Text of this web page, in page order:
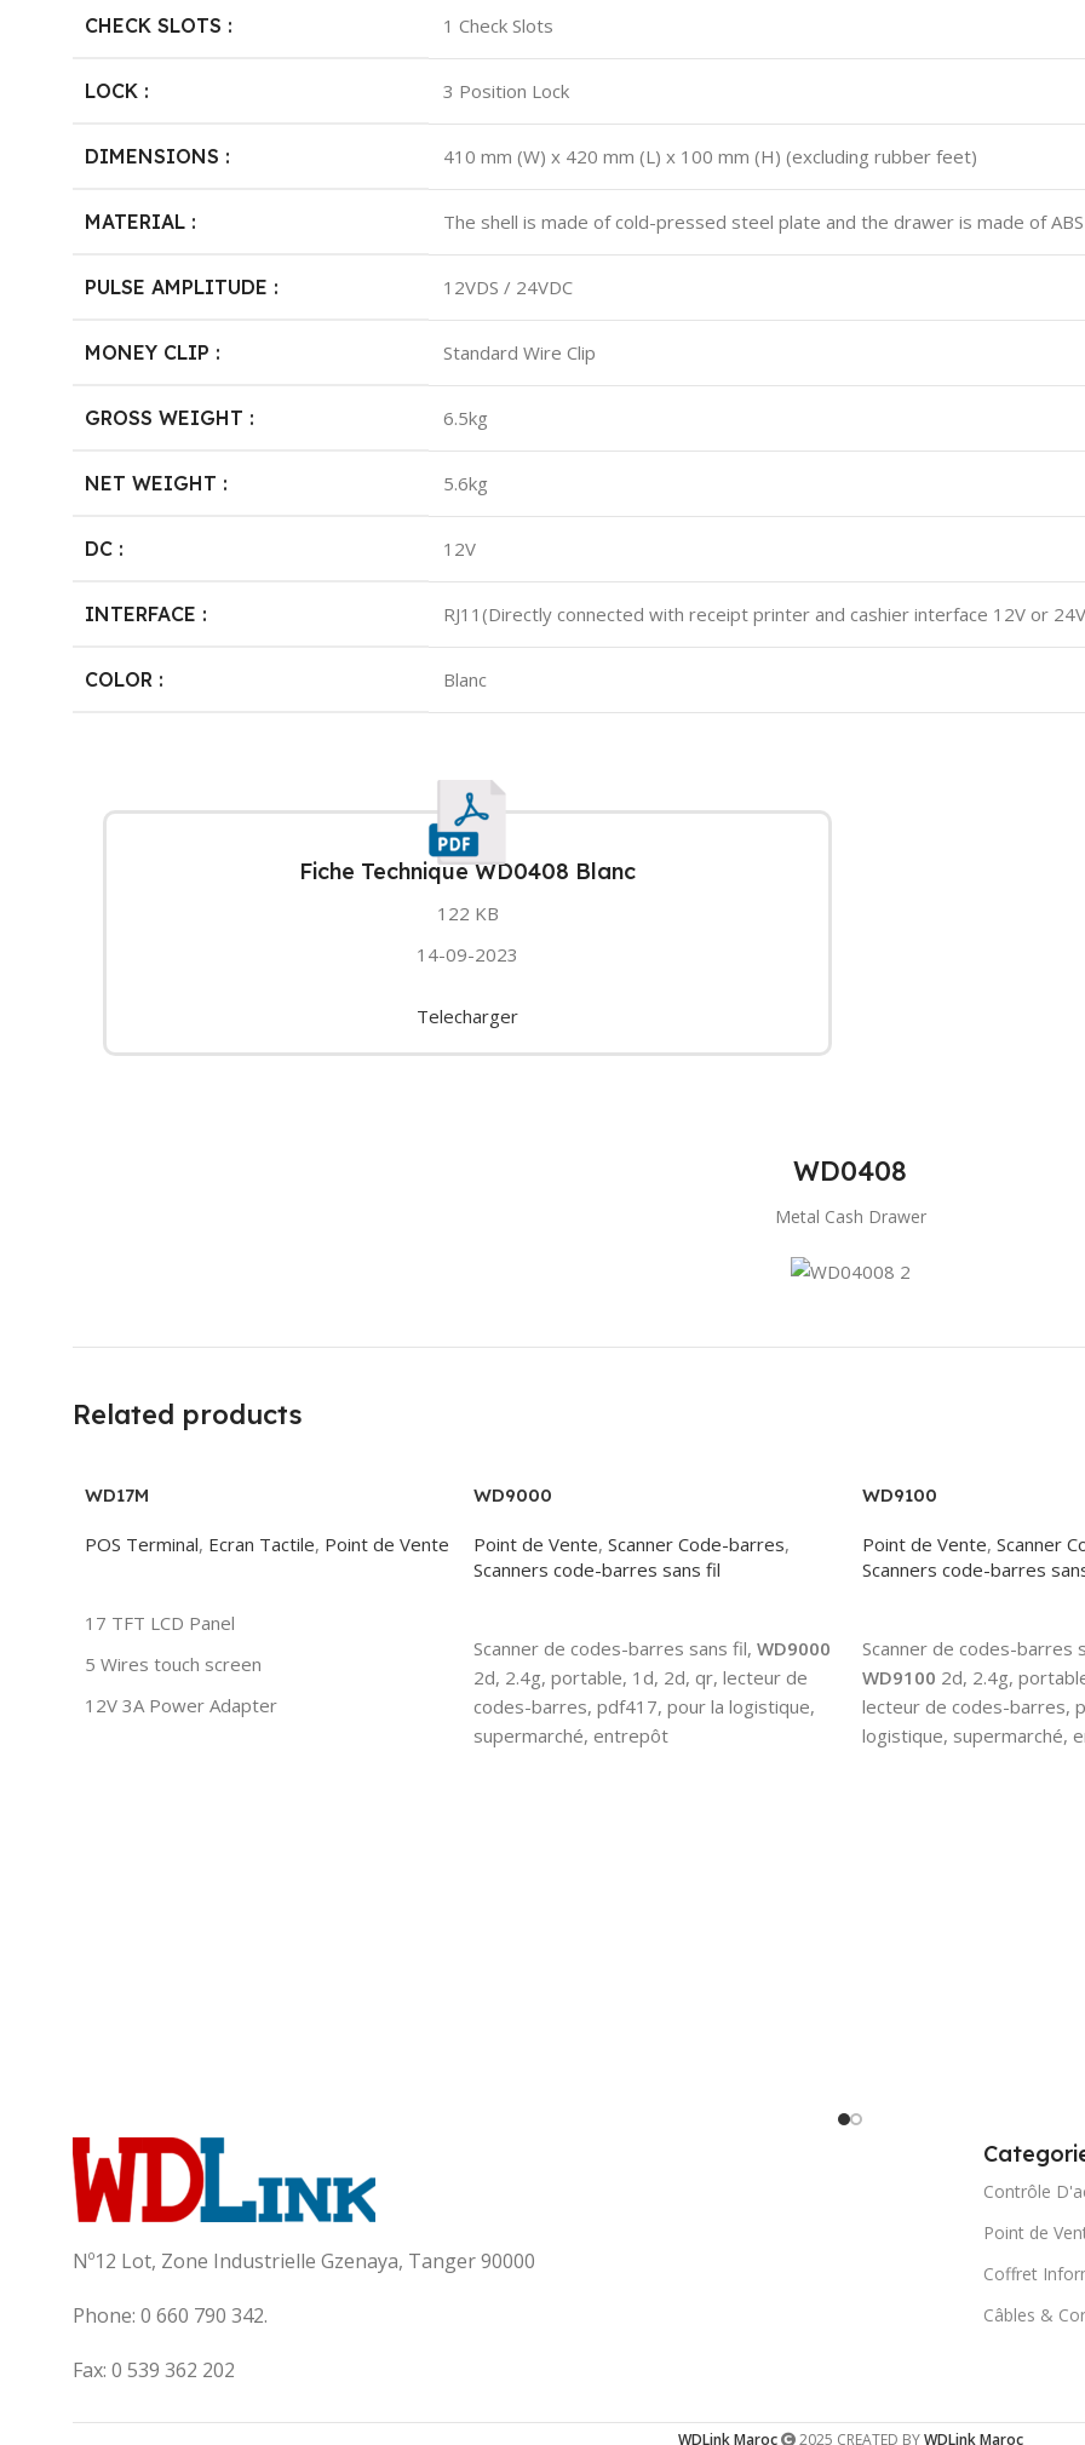
CHECK SLOTS : 1 Check Slots
LOCK : 3 Position Lock
DIMENSIONS : 410 mm (W) x 420 mm (L) x 100 mm (H) (excluding rubber feet)
MATERIAL : The shell is made of cold-pressed steel plate and the drawer is made of
PULSE AMPLITUDE : 12VDS / 24VDC
MONEY CLIP : Standard Wire Clip
GROSS WEIGHT : 6.5kg
NET WEIGHT : 5.6kg
DC : 12V
INTERFACE : RJ11(Directly connected with receipt printer and cashier interface 12V or
COLOR : Blanc
Fiche Technique WD0408 Blanc
122 KB
14-09-2023
Telecharger
WD0408
Metal Cash Drawer
Related products
WD17M
POS Terminal, Ecran Tactile, Point de Vente
17 TFT LCD Panel
5 Wires touch screen
12V 3A Power Adapter
WD9000
Point de Vente, Scanner Code-barres,
Scanners code-barres sans fil
Scanner de codes-barres sans fil, WD9000
2d, 2.4g, portable, 1d, 2d, qr, lecteur de
codes-barres, pdf417, pour la logistique,
supermarché, entrepôt
WD9100
Point de Vente, Scanner
Scanners code-barres
Scanner de codes-barres
WD9100 2d, 2.4g,
lecteur de codes-barres,
logistique, supermarché,
Nº12 Lot, Zone Industrielle Gzenaya, Tanger 90000
Phone: 0 660 790 342.
Fax: 0 539 362 202
Contrôle
Point de
Coffret
Câbles &
WDLink Maroc 2025 CREATED BYWDLink Maroc